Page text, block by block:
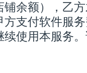
铺余额），乙
方支付软件服
续使用本服务